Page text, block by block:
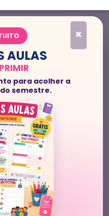
×
AULAS
para acolher a
semestre.